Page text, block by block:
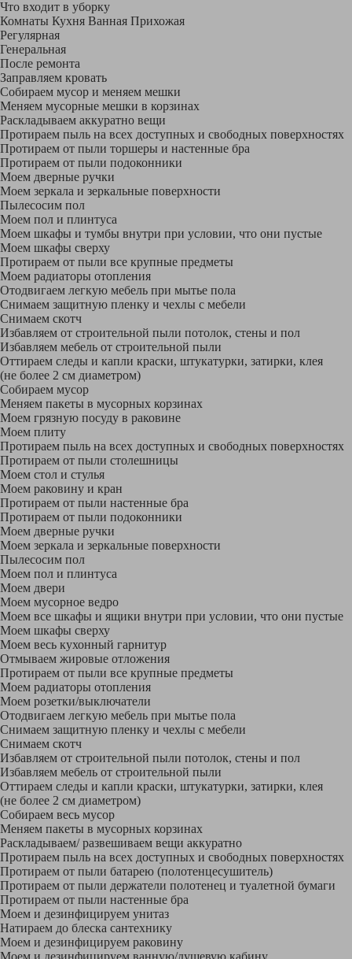
Что входит в уборку
Регу­лярная
Гене­ральная
После ремонта
Заправляем кровать
Собираем мусор и меняем мешки
Меняем мусорные мешки в корзинах
Раскладываем аккуратно вещи
Протираем пыль на всех доступных и свободных поверхностях
Протираем от пыли торшеры и настенные бра
Протираем от пыли подоконники
Моем дверные ручки
Моем зеркала и зеркальные поверхности
Пылесосим пол
Моем пол и плинтуса
Моем шкафы и тумбы внутри при условии, что они пустые
Моем шкафы сверху
Протираем от пыли все крупные предметы
Моем радиаторы отопления
Отодвигаем легкую мебель при мытье пола
Снимаем защитную пленку и чехлы с мебели
Снимаем скотч
Избавляем от строительной пыли потолок, стены и пол
Избавляем мебель от строительной пыли
Оттираем следы и капли краски, штукатурки, затирки, клея
(не более 2 см диаметром)
Собираем мусор
Меняем пакеты в мусорных корзинах
Моем грязную посуду в раковине
Моем плиту
Протираем пыль на всех доступных и свободных поверхностях
Протираем от пыли столешницы
Моем стол и стулья
Моем раковину и кран
Протираем от пыли настенные бра
Протираем от пыли подоконники
Моем дверные ручки
Моем зеркала и зеркальные поверхности
Пылесосим пол
Моем пол и плинтуса
Моем двери
Моем мусорное ведро
Моем все шкафы и ящики внутри при условии, что они пустые
Моем шкафы сверху
Моем весь кухонный гарнитур
Отмываем жировые отложения
Протираем от пыли все крупные предметы
Моем радиаторы отопления
Моем розетки/выключатели
Отодвигаем легкую мебель при мытье пола
Снимаем защитную пленку и чехлы с мебели
Снимаем скотч
Избавляем от строительной пыли потолок, стены и пол
Избавляем мебель от строительной пыли
Оттираем следы и капли краски, штукатурки, затирки, клея
(не более 2 см диаметром)
Собираем весь мусор
Меняем пакеты в мусорных корзинах
Раскладываем/ развешиваем вещи аккуратно
Протираем пыль на всех доступных и свободных поверхностях
Протираем от пыли батарею (полотенцесушитель)
Протираем от пыли держатели полотенец и туалетной бумаги
Протираем от пыли настенные бра
Моем и дезинфицируем унитаз
Натираем до блеска сантехнику
Моем и дезинфицируем раковину
Моем и дезинфицируем ванную/душевую кабину